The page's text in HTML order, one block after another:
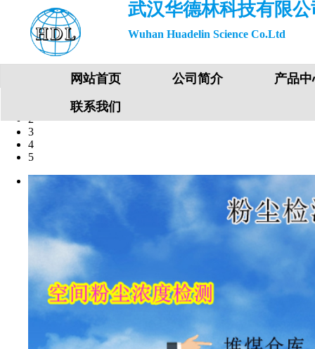
武汉华德林科技有限公
Wuhan Huadelin Science Co.Ltd
网站首页 公司简介
产品中
联系我们
2
3
4
5